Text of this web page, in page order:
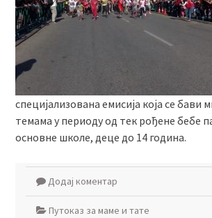
специјализована емисија која се бави
темама у периоду од тек рођене бебе
основне школе, деце до 14 година.
Додај коментар
Путоказ за маме и тате